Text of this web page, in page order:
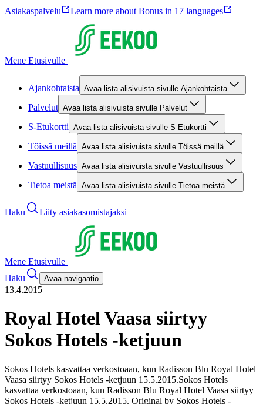
Asiakaspalvelu Learn more about Bonus in 17 languages
Mene Etusivulle
Ajankohtaista Avaa lista alisivuista sivulle Ajankohtaista
Palvelut Avaa lista alisivuista sivulle Palvelut
S-Etukortti Avaa lista alisivuista sivulle S-Etukortti
Töissä meillä Avaa lista alisivuista sivulle Töissä meillä
Vastuullisuus Avaa lista alisivuista sivulle Vastuullisuus
Tietoa meistä Avaa lista alisivuista sivulle Tietoa meistä
Haku Liity asiakasomistajaksi
Mene Etusivulle
Haku
Avaa navigaatio
13.4.2015
Royal Hotel Vaasa siirtyy
Sokos Hotels -ketjuun
Sokos Hotels kasvattaa verkostoaan, kun Radisson Blu Royal Hotel
Vaasa siirtyy Sokos Hotels -ketjuun 15.5.2015.Sokos Hotels
kasvattaa verkostoaan, kun Radisson Blu Royal Hotel Vaasa siirtyy
Sokos Hotels -ketjuun 15.5.2015. Original by Sokos Hotels -